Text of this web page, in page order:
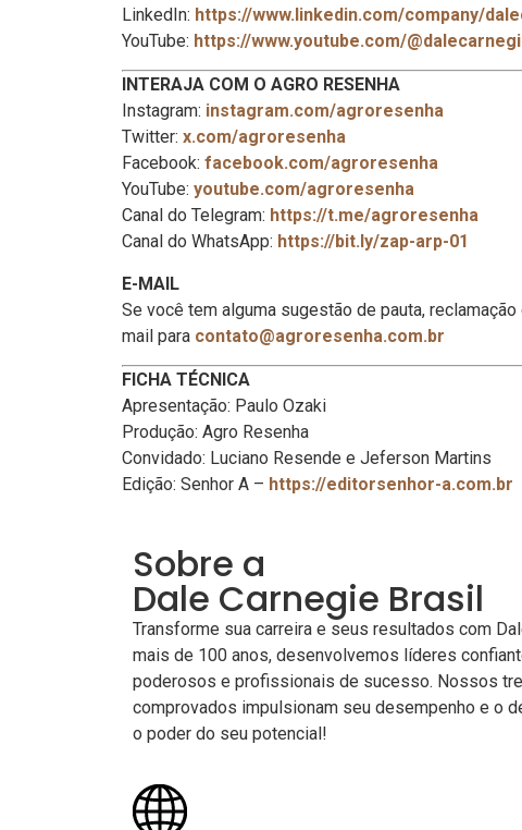
LinkedIn: https://www.linkedin.com/company/
YouTube: https://www.youtube.com/
INTERAJA COM O AGRO RESENHA
Instagram: instagram.com/agroresenha
Twitter: x.com/agroresenha
Facebook: facebook.com/agroresenha
YouTube: youtube.com/agroresenha
Canal do Telegram: https://t.me/agroresenha
Canal do WhatsApp: https://bit.ly/zap-arp-01
E-MAIL
Se você tem alguma sugestão de pauta,
mail para contato@agroresenha.com.br
FICHA TÉCNICA
Apresentação: Paulo Ozaki
Produção: Agro Resenha
Convidado: Luciano Resende e Jeferson Martins
Edição: Senhor A – https://editorsenhor-a.com.br
Sobre a
Dale Carnegie Brasil
Transforme sua carreira e seus resultados com
mais de 100 anos, desenvolvemos líderes
poderosos e profissionais de sucesso. Nossos
comprovados impulsionam seu desempenho e o
o poder do seu potencial!